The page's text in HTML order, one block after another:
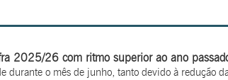
2025/26 com ritmo superior ao ano
durante o mês de junho, tanto devido à redução